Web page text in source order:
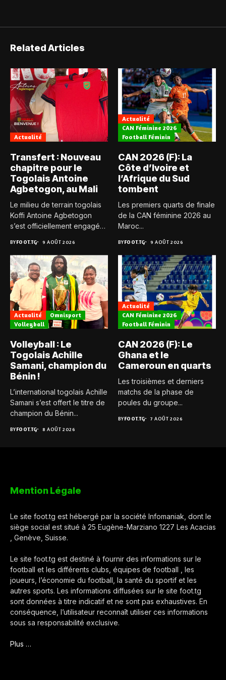
Related Articles
Actualité
Transfert : Nouveau
chapitre pour le
Togolais Antoine
Agbetogon, au Mali
Le milieu de terrain togolais
Koffi Antoine Agbetogon
s’est officiellement engagé
BYFOOT.TG 9 AOÛT 2026
Actualité
CAN Féminine 2026
Football Féminin
CAN 2026 (F): La
Côte d’Ivoire et
l’Afrique du Sud
tombent
Les premiers quarts de finale
de la CAN féminine 2026 au
Maroc...
BYFOOT.TG 9 AOÛT 2026
Actualité
Omnisport
Volleyball
Volleyball : Le
Togolais Achille
Samani, champion du
Bénin !
L’international togolais Achille
Samani s’est offert le titre de
champion du Bénin...
BYFOOT.TG 8 AOÛT 2026
Actualité
CAN Féminine 2026
Football Féminin
CAN 2026 (F): Le
Ghana et le
Cameroun en quarts
Les troisièmes et derniers
matchs de la phase de
poules du groupe...
BYFOOT.TG 7 AOÛT 2026
Mention Légale
Le site foot.tg est hébergé par la société Infomaniak, dont le
siège social est situé à 25 Eugène-Marziano 1227 Les Acacias
, Genève, Suisse.
Le site foot.tg est destiné à fournir des informations sur le
football et les différents clubs, équipes de football , les
joueurs, l’économie du football, la santé du sportif et les
autres sports. Les informations diffusées sur le site foot.tg
sont données à titre indicatif et ne sont pas exhaustives. En
conséquence, l’utilisateur reconnaît utiliser ces informations
sous sa responsabilité exclusive.
Plus …